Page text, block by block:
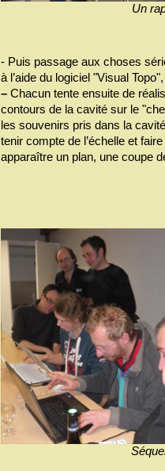
Un
- Puis passage aux choses
à l’aide du logiciel "Visual
– Chacun tente ensuite de
contours de la cavité sur le
les souvenirs pris dans la
tenir compte de l’échelle et
apparaître un plan, une coupe